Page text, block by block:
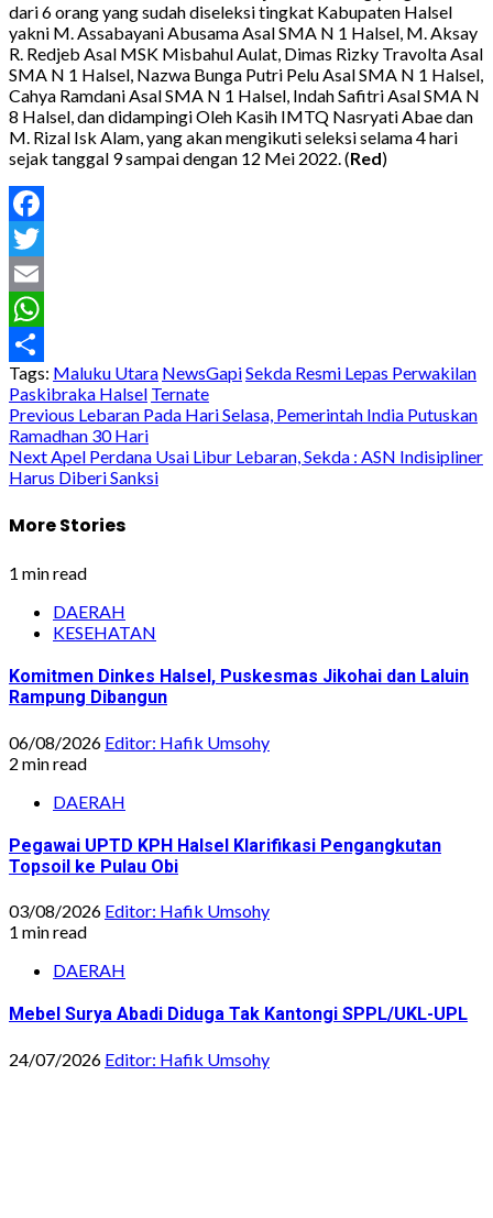
dari 6 orang yang sudah diseleksi tingkat Kabupaten Halsel
yakni M. Assabayani Abusama Asal SMA N 1 Halsel, M. Aksay
R. Redjeb Asal MSK Misbahul Aulat, Dimas Rizky Travolta Asal
SMA N 1 Halsel, Nazwa Bunga Putri Pelu Asal SMA N 1 Halsel,
Cahya Ramdani Asal SMA N 1 Halsel, Indah Safitri Asal SMA N
8 Halsel, dan didampingi Oleh Kasih IMTQ Nasryati Abae dan
M. Rizal Isk Alam, yang akan mengikuti seleksi selama 4 hari
sejak tanggal 9 sampai dengan 12 Mei 2022. (Red)
Facebook
Twitter
Email
WhatsApp
Share
Tags: Maluku Utara NewsGapiSekda Resmi Lepas Perwakilan
Paskibraka Halsel Ternate
Post
navigation
Previous Lebaran Pada Hari Selasa, Pemerintah India Putuskan
Ramadhan 30 Hari
NextApel Perdana Usai Libur Lebaran, Sekda : ASN Indisipliner
Harus Diberi Sanksi
More Stories
1 min read
DAERAH
KESEHATAN
Komitmen Dinkes Halsel, Puskesmas Jikohai dan Laluin
Rampung Dibangun
06/08/2026 Editor: Hafik Umsohy
2 min read
DAERAH
Pegawai UPTD KPH Halsel Klarifikasi Pengangkutan
Topsoil ke Pulau Obi
03/08/2026 Editor: Hafik Umsohy
1 min read
DAERAH
Mebel Surya Abadi Diduga Tak Kantongi SPPL/UKL-UPL
24/07/2026 Editor: Hafik Umsohy